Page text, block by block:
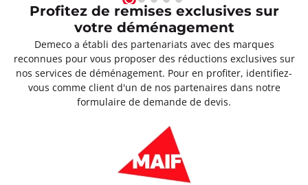
Profitez de remises exclusives sur
votre déménagement
Demeco a établi des partenariats avec des marques
reconnues pour vous proposer des réductions exclusives sur
nos services de déménagement. Pour en profiter, identifiez-
vous comme client d'un de nos partenaires dans notre
formulaire de demande de devis.